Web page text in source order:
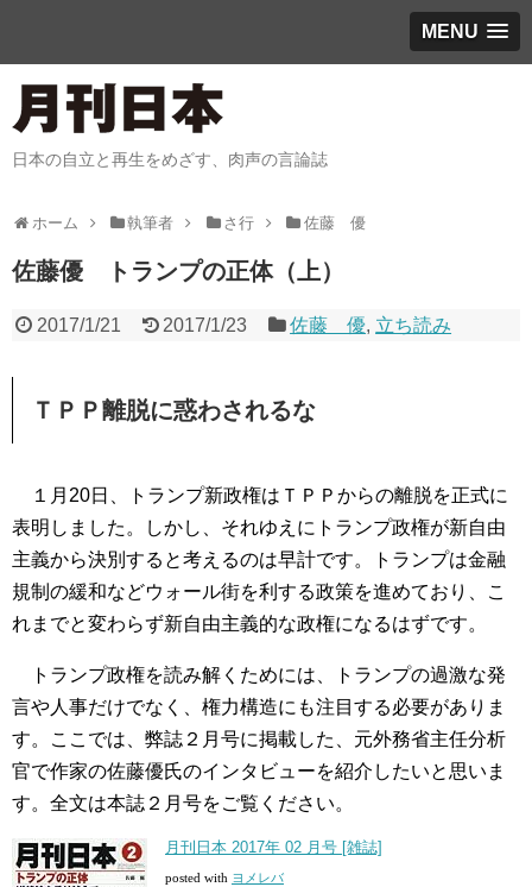
MENU
日本の自立と再生をめざす、肉声の言論誌
ホーム 執筆者 さ行 佐藤 優
佐藤優 トランプの正体（上）
2017/1/21 2017/1/23 佐藤 優, 立ち読み
ＴＰＰ離脱に惑わされるな
１月20日、トランプ新政権はＴＰＰからの離脱を正式に
表明しました。しかし、それゆえにトランプ政権が新自由
主義から決別すると考えるのは早計です。トランプは金融
規制の緩和などウォール街を利する政策を進めており、こ
れまでと変わらず新自由主義的な政権になるはずです。
トランプ政権を読み解くためには、トランプの過激な発
言や人事だけでなく、権力構造にも注目する必要がありま
す。ここでは、弊誌２月号に掲載した、元外務省主任分析
官で作家の佐藤優氏のインタビューを紹介したいと思いま
す。全文は本誌２月号をご覧ください。
月刊日本 2017年 02 月号 [雑誌]
posted with ヨメレバ